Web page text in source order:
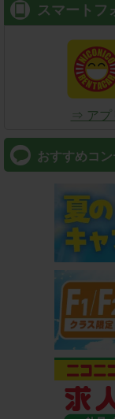
スマートフ
⇒ アプ
おすすめコ